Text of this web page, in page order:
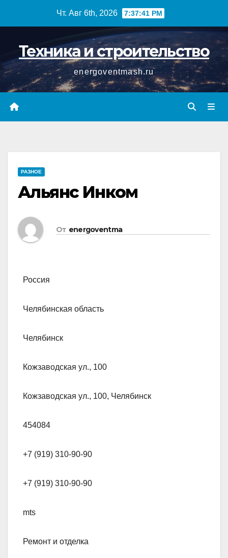
Чт. Авг 6th, 2026 7:37:41 PM
Техника и строительство
energoventmash.ru
РАЗНОЕ
Альянс Инком
От energoventma
Россия
Челябинская область
Челябинск
Кожзаводская ул., 100
Кожзаводская ул., 100, Челябинск
454084
+7 (919) 310-90-90
+7 (919) 310-90-90
mts
Ремонт и отделка